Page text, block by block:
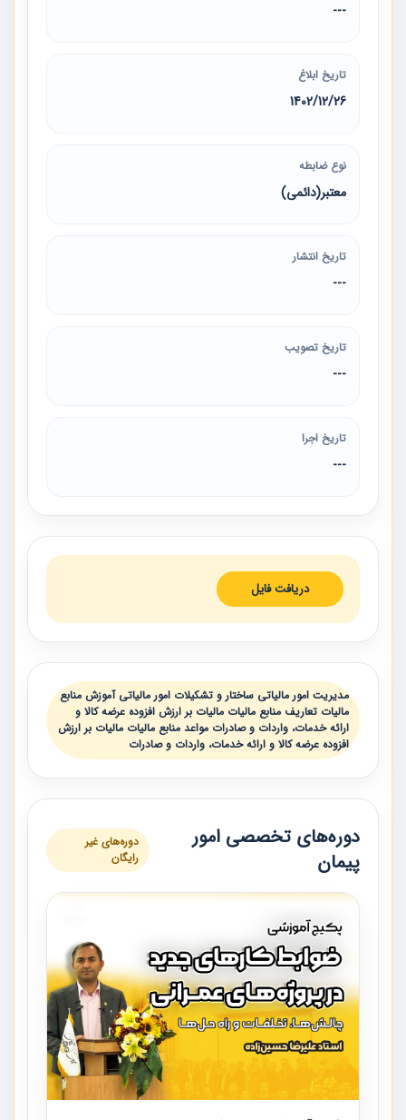
---
تاریخ ابلاغ
1402/12/26
نوع ضابطه
معتبر(دائمی)
تاریخ انتشار
---
تاریخ تصویب
---
تاریخ اجرا
---
دریافت فایل
مدیریت امور مالیاتی ساختار و تشکیلات امور مالیاتی آموزش منابع
مالیات تعاریف منابع مالیات مالیات بر ارزش افزوده عرضه کالا و
ارائه خدمات، واردات و صادرات مواعد منابع مالیات مالیات بر ارزش
افزوده عرضه کالا و ارائه خدمات، واردات و صادرات
دوره‌های تخصصی امور
پیمان
دوره‌های غیر
رایگان